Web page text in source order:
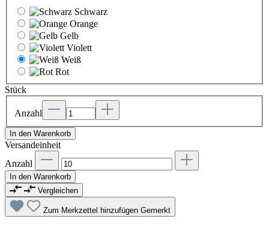
Schwarz
Orange
Gelb
Violett
Weiß
Rot
Stück
Anzahl
In den Warenkorb
Versandeinheit
Anzahl
In den Warenkorb
Vergleichen
Zum Merkzettel hinzufügen Gemerkt